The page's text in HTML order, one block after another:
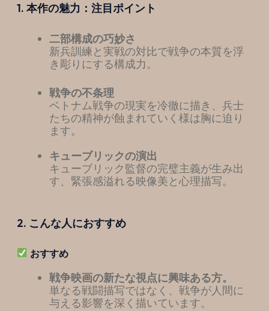
1. 本作の魅力：注目ポイント
二部構成の巧妙さ
新兵訓練と実戦の対比で戦争の本質を浮
き彫りにする構成力。
戦争の不条理
ベトナム戦争の現実を冷徹に描き、兵士
たちの精神が蝕まれていく様は胸に迫り
ます。
キューブリックの演出
キューブリック監督の完璧主義が生み出
す、緊張感溢れる映像美と心理描写。
2. こんな人におすすめ
おすすめ
戦争映画の新たな視点に興味ある方。
単なる戦闘描写ではなく、戦争が人間に
与える影響を深く描いています。